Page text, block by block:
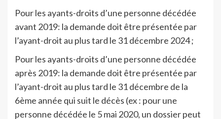
Pour les ayants-droits d’une personne décédée
avant 2019: la demande doit être présentée par
l’ayant-droit au plus tard le 31 décembre 2024 ;
Pour les ayants-droits d’une personne décédée
après 2019: la demande doit être présentée par
l’ayant-droit au plus tard le 31 décembre de la
6ème année qui suit le décès (ex : pour une
personne décédée le 5 mai 2020, un dossier peut